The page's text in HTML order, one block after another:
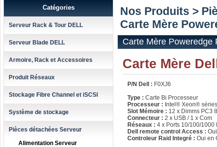
Catégories
Serveur Rack & Tour DELL
Serveur Blade DELL
Armoire, Rack et Accessoires
Produit Réseaux
Stockage Fibre Channel et iSCSI
Système de stockage
Pièces détachées Serveur
Alimentation Serveur
Nos Produits >
Carte Mère
Carte Mère Poweredge
Carte Mère
P/N Dell : F0XJ6
Type : Carte Bi Processeur
Processeur : Intel® Xeon®
Slot Mémoire : 12 x Dimms PC3
Connecteur : 2 x USB / 1 x Com
Réseaux : 4 x Ports 10/100/1000
Dell remote control Access :
Controleur Raid Integré : Oui en